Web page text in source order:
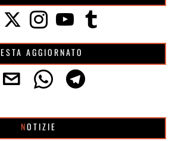
RESTA AGGIORNATO
NOTIZIE